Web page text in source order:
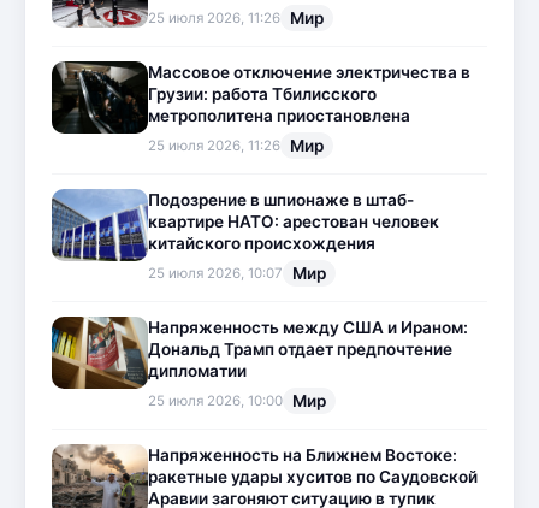
25 июля 2026, 11:26 Мир
Массовое отключение электричества в
Грузии: работа Тбилисского
метрополитена приостановлена
25 июля 2026, 11:26 Мир
Подозрение в шпионаже в штаб-
квартире НАТО: арестован человек
китайского происхождения
25 июля 2026, 10:07 Мир
Напряженность между США и Ираном:
Дональд Трамп отдает предпочтение
дипломатии
25 июля 2026, 10:00 Мир
Напряженность на Ближнем Востоке:
ракетные удары хуситов по Саудовской
Аравии загоняют ситуацию в тупик